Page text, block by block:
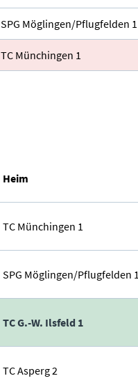
SPG Möglingen/Pflugfelden 1
TC Münchingen 1
Heim
TC Münchingen 1
SPG Möglingen/Pflugfelden 1
TC G.-W. Ilsfeld 1
TC Asperg 2